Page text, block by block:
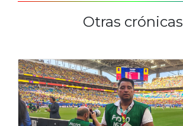
Otras crónicas